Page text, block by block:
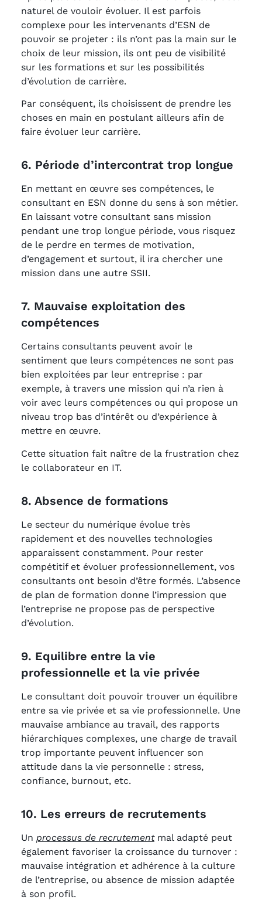
naturel de vouloir évoluer. Il est parfois
complexe pour les intervenants d’ESN de
pouvoir se projeter : ils n’ont pas la main sur le
choix de leur mission, ils ont peu de visibilité
sur les formations et sur les possibilités
d’évolution de carrière.
Par conséquent, ils choisissent de prendre les
choses en main en postulant ailleurs afin de
faire évoluer leur carrière.
6. Période d’intercontrat trop longue
En mettant en œuvre ses compétences, le
consultant en ESN donne du sens à son métier.
En laissant votre consultant sans mission
pendant une trop longue période, vous risquez
de le perdre en termes de motivation,
d’engagement et surtout, il ira chercher une
mission dans une autre SSII.
7. Mauvaise exploitation des
compétences
Certains consultants peuvent avoir le
sentiment que leurs compétences ne sont pas
bien exploitées par leur entreprise : par
exemple, à travers une mission qui n’a rien à
voir avec leurs compétences ou qui propose un
niveau trop bas d’intérêt ou d’expérience à
mettre en œuvre.
Cette situation fait naître de la frustration chez
le collaborateur en IT.
8. Absence de formations
Le secteur du numérique évolue très
rapidement et des nouvelles technologies
apparaissent constamment. Pour rester
compétitif et évoluer professionnellement, vos
consultants ont besoin d’être formés. L’absence
de plan de formation donne l’impression que
l’entreprise ne propose pas de perspective
d’évolution.
9. Equilibre entre la vie
professionnelle et la vie privée
Le consultant doit pouvoir trouver un équilibre
entre sa vie privée et sa vie professionnelle. Une
mauvaise ambiance au travail, des rapports
hiérarchiques complexes, une charge de travail
trop importante peuvent influencer son
attitude dans la vie personnelle : stress,
confiance, burnout, etc.
10. Les erreurs de recrutements
Un processus de recrutementmal adapté peut
également favoriser la croissance du turnover :
mauvaise intégration et adhérence à la culture
de l’entreprise, ou absence de mission adaptée
à son profil.